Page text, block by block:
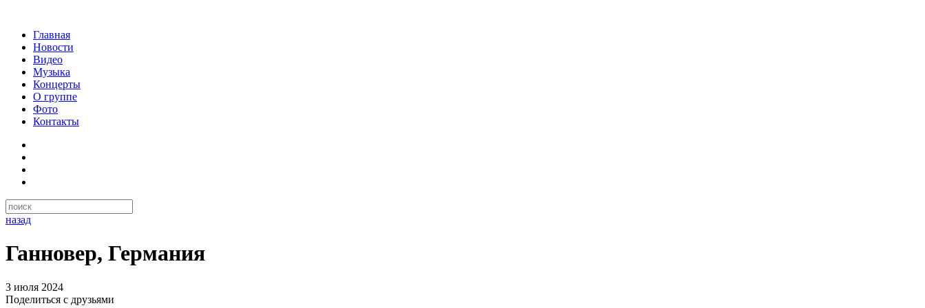
Главная
Новости
Видео
Музыка
Концерты
О группе
Фото
Контакты
назад
Ганновер, Германия
3 июля 2024
Поделиться с друзьями